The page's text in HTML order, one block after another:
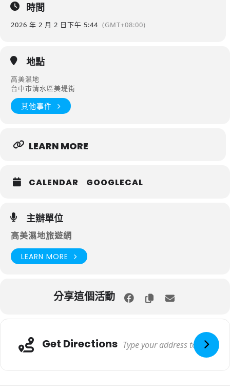
時間
2026 年 2 月 2 日下午 5:44 (GMT+08:00)
地點
高美濕地
台中市清水區美堤街
其他事件
LEARN MORE
CALENDAR GOOGLECAL
主辦單位
高美濕地旅遊網
LEARN MORE
分享這個活動
Get Directions